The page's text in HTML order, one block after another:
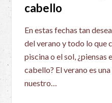
cabello
En estas fechas tan
del verano y todo lo que
piscina o el sol, ¿piensas
cabello? El verano es
nuestro…